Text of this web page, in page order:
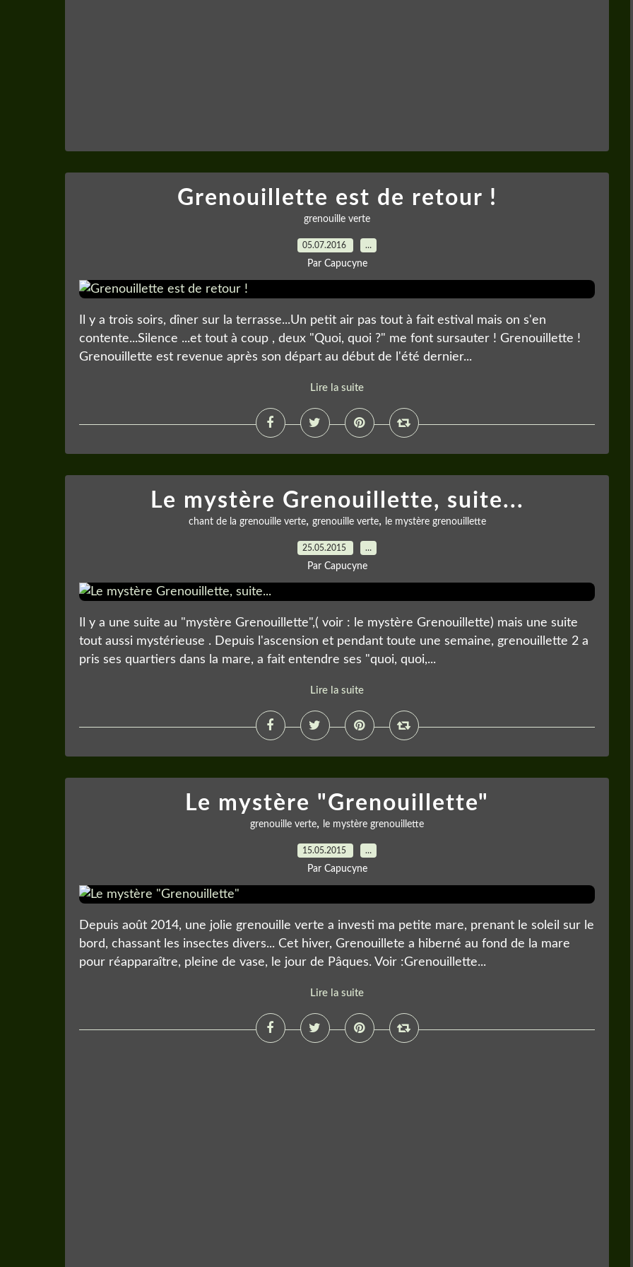
Grenouillette est de retour !
grenouille verte
05.07.2016 …
Par Capucyne
Il y a trois soirs, dîner sur la terrasse...Un petit air pas tout à fait estival mais on s'en
contente...Silence ...et tout à coup , deux "Quoi, quoi ?" me font sursauter ! Grenouillette !
Grenouillette est revenue après son départ au début de l'été dernier...
Lire la suite
Le mystère Grenouillette, suite...
chant de la grenouille verte, grenouille verte, le mystère grenouillette
25.05.2015 …
Par Capucyne
Il y a une suite au "mystère Grenouillette",( voir : le mystère Grenouillette) mais une suite
tout aussi mystérieuse . Depuis l'ascension et pendant toute une semaine, grenouillette 2 a
pris ses quartiers dans la mare, a fait entendre ses "quoi, quoi,...
Lire la suite
Le mystère "Grenouillette"
grenouille verte, le mystère grenouillette
15.05.2015 …
Par Capucyne
Depuis août 2014, une jolie grenouille verte a investi ma petite mare, prenant le soleil sur le
bord, chassant les insectes divers... Cet hiver, Grenouillete a hiberné au fond de la mare
pour réapparaître, pleine de vase, le jour de Pâques. Voir :Grenouillette...
Lire la suite